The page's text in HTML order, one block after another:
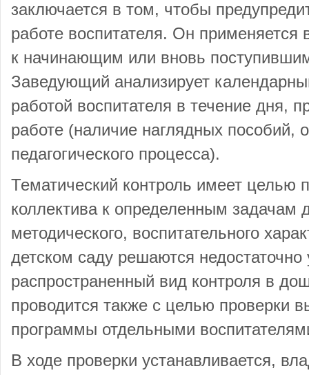
заключается в том, чтобы
работе воспитателя. Он
к начинающим или вновь
Заведующий анализирует
работой воспитателя в течение дня,
работе (наличие наглядных пособий,
педагогического процесса).
Тематический контроль имеет целью
коллектива к определенным задачам
методического, воспитательного
детском саду решаются
распространенный вид контроля в
проводится также с целью проверки
программы отдельными
В ходе проверки устанавливается,